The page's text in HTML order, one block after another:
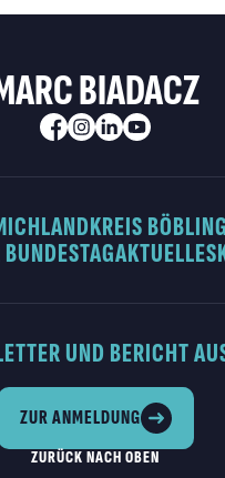
BIADACZ
LANDKREIS
AKTUELLES
UND BERICHT
ZUR ANMELDUNG
ZURÜCK NACH OBEN